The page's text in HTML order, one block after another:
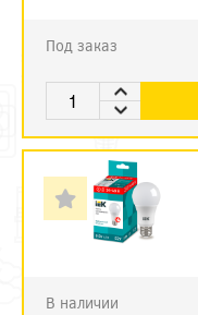
Под заказ
В наличии